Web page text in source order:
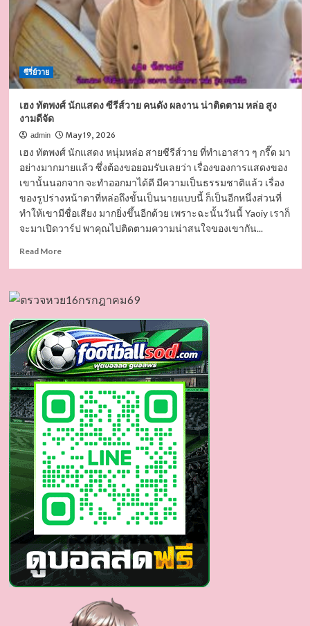
ซีรี่ย์วาย
เฮง ทัตพงศ์ นักแสดง ซีรีส์วาย คนดัง ผลงาน น่าติดตาม หล่อ สูง
งามดีจัด
admin May 19, 2026
เฮง ทัตพงศ์ นักแสดง หนุ่มหล่อ สายซีรีส์วาย ที่ทำเอาสาว ๆ กรี๊ด มา
อย่างมากมายแล้ว ซึ่งต้องขอยอมรับเลยว่า เรื่องของการแสดงของ
เขานั้นนอกจาก จะทำออกมาได้ดี มีความเป็นธรรมชาติแล้ว เรื่อง
ของรูปร่างหน้าตาที่หล่อถึงขั้นเป็นนายแบบนี้ ก็เป็นอีกหนึ่งส่วนที่
ทำให้เขามีชื่อเสียง มากยิ่งขึ้นอีกด้วย เพราะฉะนั้นวันนี้ Yaoiy เราก็
จะมาเปิดวาร์ป พาคุณไปติดตามความน่าสนใจของเขากัน...
Read MoreRead
ทัต
นัก
แสดง
ซี
รีส์
วาย
คน
ดัง
ผล
งาน
น่า
ติดตาม
หล่อ
สูง
งาม
ดี
จัด